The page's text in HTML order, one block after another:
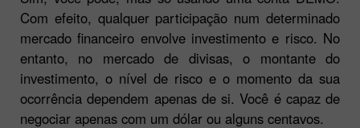
Posso negociar no Forex sem risco e investimento?
Sim, você pode, mas só usando uma conta DEMO.
Com efeito, qualquer participação num determinado
mercado financeiro envolve investimento e risco. No
entanto, no mercado de divisas, o montante do
investimento, o nível de risco e o momento da sua